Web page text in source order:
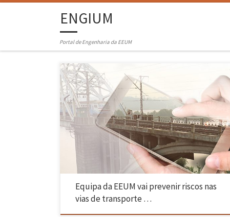
ENGIUM
Portal de Engenharia da EEUM
Uma equipa da Escola de Engenharia da Universidade do Minho está
a estudar o funcionamento da rede rodoferroviária na Europa perante
riscos naturais e humanos, como incêndios, tempestades,
derrocadas, atos de suicídio e choques. Os investigadores pretendem
criar modelos preditivos do impacto e frequência daquelas
ocorrências, conceber uma app de […]
Equipa da EEUM vai prevenir riscos nas
vias de transporte …